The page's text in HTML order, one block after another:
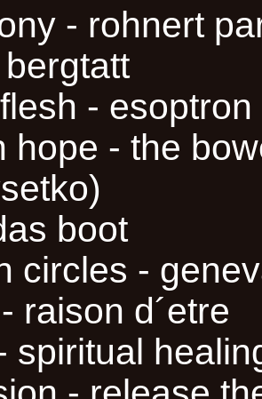
- rohnert
- esoptron
hope - the
boot
circles -
raison d´etre
spiritual